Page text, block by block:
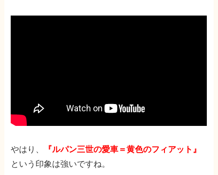
やはり、
『ルパン三世の愛車＝黄色のフィアット』
という印象は強いですね。